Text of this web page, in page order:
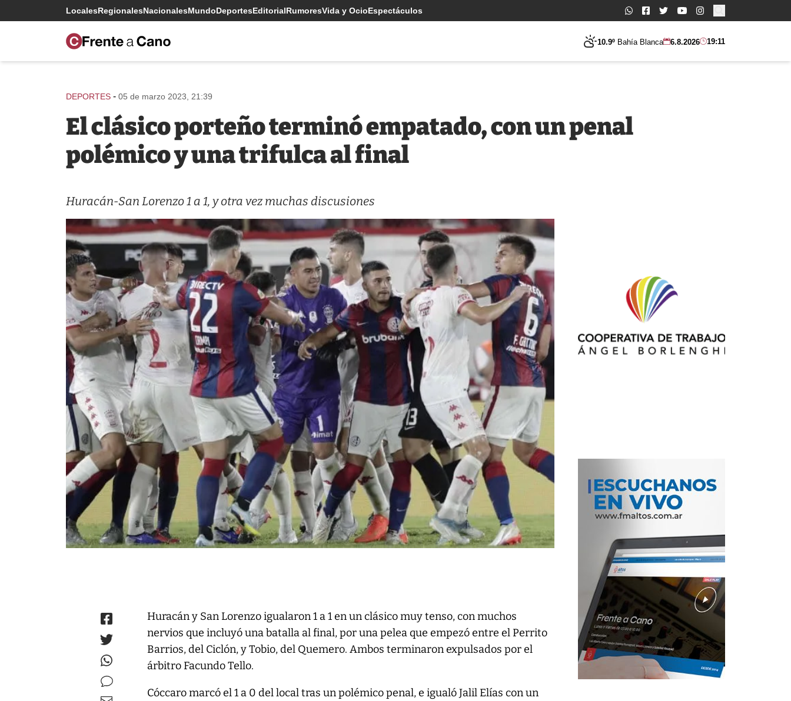
LocalesRegionalesNacionalesMundoDeportesEditorialRumoresVida y OcioEspectáculos Buscar:
10.9º Bahía Blanca 6.8.2026 19:11
DEPORTES - 05 de marzo 2023, 21:39
El clásico porteño terminó empatado, con un penal
polémico y una trifulca al final
Huracán-San Lorenzo 1 a 1, y otra vez muchas discusiones
Huracán y San Lorenzo igualaron 1 a 1 en un clásico muy tenso, con muchos
nervios que incluyó una batalla al final, por una pelea que empezó entre el Perrito
Barrios, del Ciclón, y Tobio, del Quemero. Ambos terminaron expulsados por el
árbitro Facundo Tello.
Cóccaro marcó el 1 a 0 del local tras un polémico penal, e igualó Jalil Elías con un